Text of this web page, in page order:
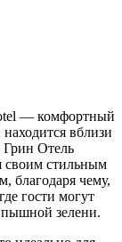
— комфортный
вблизи
Грин Отель
своим стильным
благодаря чему,
гости могут
зелени.